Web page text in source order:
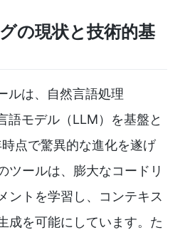
の現状と技術的基
ルは、自然言語処理
語モデル（LLM）を基盤と
点で驚異的な進化を遂げ
ツールは、膨大なコードリ
ントを学習し、コンテキス
成を可能にしています。た